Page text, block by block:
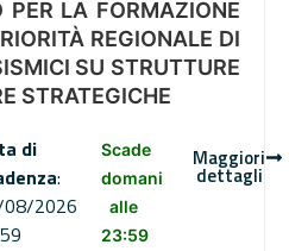
PER LA FORMAZIONE
REGIONALE DI
SU STRUTTURE
STRATEGICHE
di
:
2026
Scade
domani
alle
23:59
Maggiori
dettagli